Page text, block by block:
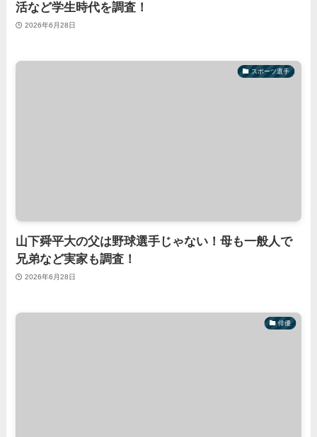
活など学生時代を調査！
2026年6月28日
スポーツ選手
山下舜平大の父は野球選手じゃない！母も一般人で
兄弟など実家も調査！
2026年6月28日
俳優